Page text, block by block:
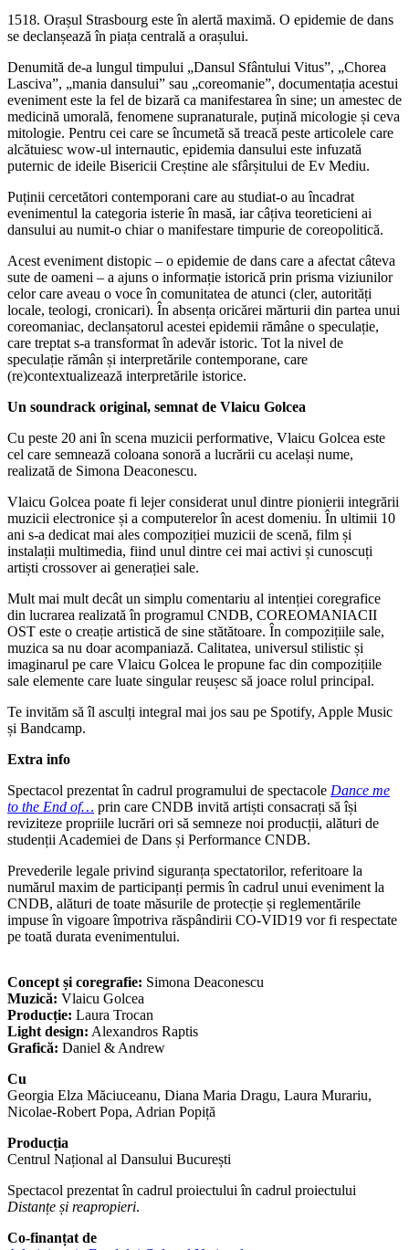
1518. Orașul Strasbourg este în alertă maximă. O epidemie de dans
se declanșează în piața centrală a orașului.
Denumită de-a lungul timpului „Dansul Sfântului Vitus”, „Chorea
Lasciva”, „mania dansului” sau „coreomanie”, documentația acestui
eveniment este la fel de bizară ca manifestarea în sine; un amestec de
medicină umorală, fenomene supranaturale, puțină micologie și ceva
mitologie. Pentru cei care se încumetă să treacă peste articolele care
alcătuiesc wow-ul internautic, epidemia dansului este infuzată
puternic de ideile Bisericii Creștine ale sfârșitului de Ev Mediu.
Puținii cercetători contemporani care au studiat-o au încadrat
evenimentul la categoria isterie în masă, iar câțiva teoreticieni ai
dansului au numit-o chiar o manifestare timpurie de coreopolitică.
Acest eveniment distopic – o epidemie de dans care a afectat câteva
sute de oameni – a ajuns o informație istorică prin prisma viziunilor
celor care aveau o voce în comunitatea de atunci (cler, autorități
locale, teologi, cronicari). În absența oricărei mărturii din partea unui
coreomaniac, declanșatorul acestei epidemii rămâne o speculație,
care treptat s-a transformat în adevăr istoric. Tot la nivel de
speculație rămân și interpretările contemporane, care
(re)contextualizează interpretările istorice.
Un soundrack original, semnat de Vlaicu Golcea
Cu peste 20 ani în scena muzicii performative, Vlaicu Golcea este
cel care semnează coloana sonoră a lucrării cu același nume,
realizată de Simona Deaconescu.
Vlaicu Golcea poate fi lejer considerat unul dintre pionierii integrării
muzicii electronice și a computerelor în acest domeniu. În ultimii 10
ani s-a dedicat mai ales compoziției muzicii de scenă, film și
instalații multimedia, fiind unul dintre cei mai activi și cunoscuți
artiști crossover ai generației sale.
Mult mai mult decât un simplu comentariu al intenției coregrafice
din lucrarea realizată în programul CNDB, COREOMANIACII
OST este o creație artistică de sine stătătoare. În compozițiile sale,
muzica sa nu doar acompaniază. Calitatea, universul stilistic și
imaginarul pe care Vlaicu Golcea le propune fac din compozițiile
sale elemente care luate singular reușesc să joace rolul principal.
Te invităm să îl asculți integral mai jos sau pe Spotify, Apple Music
și Bandcamp.
Extra info
Spectacol prezentat în cadrul programului de spectacole Dance me
to the End of… prin care CNDB invită artiști consacrați să își
reviziteze propriile lucrări ori să semneze noi producții, alături de
studenții Academiei de Dans și Performance CNDB.
Prevederile legale privind siguranța spectatorilor, referitoare la
numărul maxim de participanți permis în cadrul unui eveniment la
CNDB, alături de toate măsurile de protecție și reglementările
impuse în vigoare împotriva răspândirii CO-VID19 vor fi respectate
pe toată durata evenimentului.
Concept și coregrafie: Simona Deaconescu
Muzică: Vlaicu Golcea
Producție: Laura Trocan
Light design: Alexandros Raptis
Grafică: Daniel & Andrew
Cu
Georgia Elza Măciuceanu, Diana Maria Dragu, Laura Murariu,
Nicolae-Robert Popa, Adrian Popiță
Producția
Centrul Național al Dansului București
Spectacol prezentat în cadrul proiectului în cadrul proiectului
Distanțe și reapropieri.
Co-finanțat de